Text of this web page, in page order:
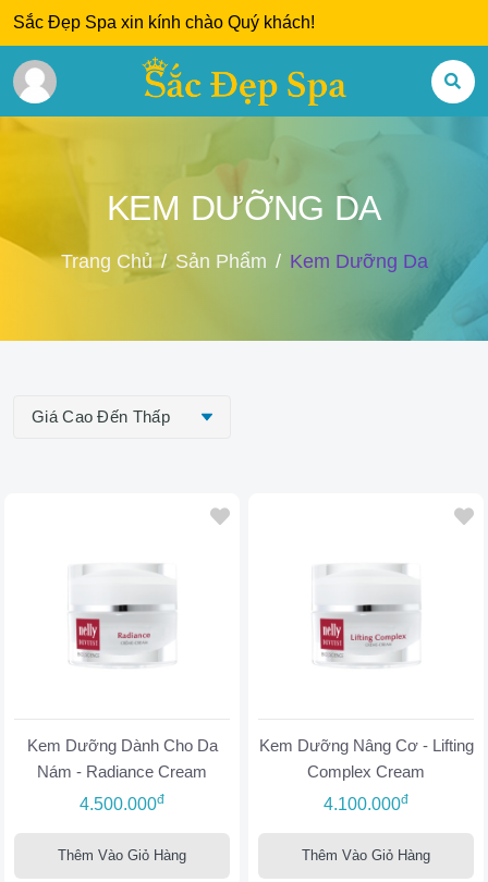
Sắc Đẹp Spa xin kính chào Quý khách!
KEM DƯỠNG DA
Trang Chủ Sản Phẩm Kem Dưỡng Da
Kem Dưỡng Dành Cho Da
Nám - Radiance Cream
4.500.000đ
Thêm Vào Giỏ Hàng
Kem Dưỡng Nâng Cơ - Lifting
Complex Cream
4.100.000đ
Thêm Vào Giỏ Hàng